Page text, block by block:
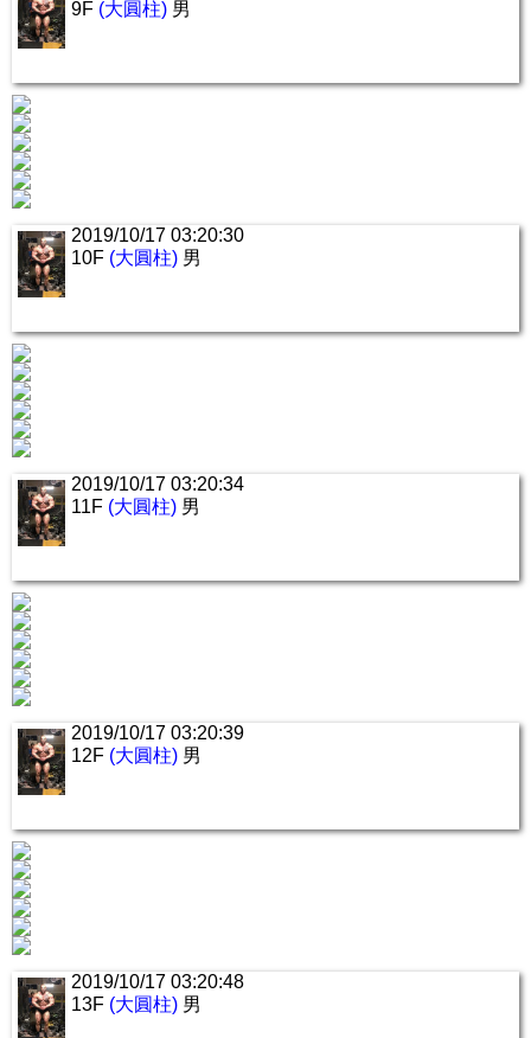
9F (大圓柱) 男
2019/10/17 03:20:30
10F (大圓柱) 男
2019/10/17 03:20:34
11F (大圓柱) 男
2019/10/17 03:20:39
12F (大圓柱) 男
2019/10/17 03:20:48
13F (大圓柱) 男